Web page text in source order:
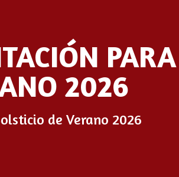
PARA
2026
de Verano 2026